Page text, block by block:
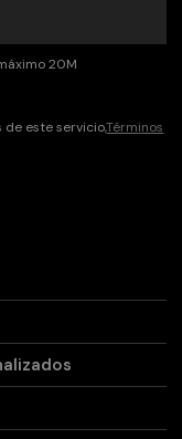
20M
de este servicio,Términos